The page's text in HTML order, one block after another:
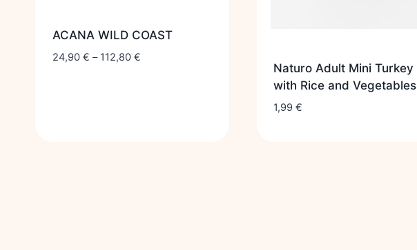
ACANA WILD COAST
24,90 € – 112,80 €
Naturo Adult Mini Turkey
with Rice and Vegetables
1,99 €